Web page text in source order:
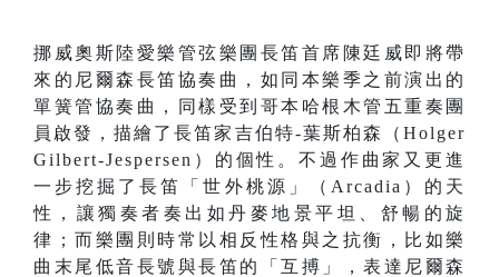
挪威奧斯陸愛樂管弦樂團長笛首席陳廷威即將帶
來的尼爾森長笛協奏曲，如同本樂季之前演出的
單簧管協奏曲，同樣受到哥本哈根木管五重奏團
員啟發，描繪了長笛家吉伯特-葉斯柏森（Holger
Gilbert-Jespersen）的個性。不過作曲家又更進
一步挖掘了長笛「世外桃源」（Arcadia）的天
性，讓獨奏者奏出如丹麥地景平坦、舒暢的旋
律；而樂團則時常以相反性格與之抗衡，比如樂
曲末尾低音長號與長笛的「互搏」，表達尼爾森